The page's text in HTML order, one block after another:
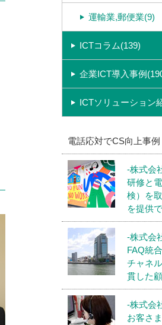
運輸業,郵便業(9)
ICTコラム(139)
企業ICT導入事例
ICTソリューション
電話応対でCS向上事
-株式会
研修と
検）を
を提供
-株式会
FAQ統
チャネ
貫した
-株式会
お客さ